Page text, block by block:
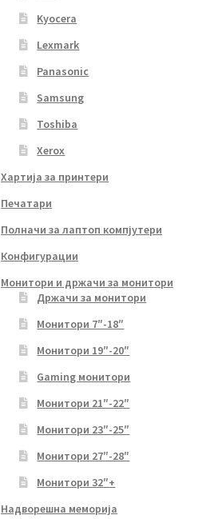
Kyocera
Lexmark
Panasonic
Samsung
Toshiba
Xerox
Хартија за принтери
Печатари
Полначи за лаптоп компјутери
Конфигурации
Монитори и држачи за монитори
Држачи за монитори
Монитори 7″-18″
Монитори 19″-20″
Gaming монитори
Монитори 21″-22″
Монитори 23″-25″
Монитори 27″-28″
Монитори 32″+
Надворешна меморија